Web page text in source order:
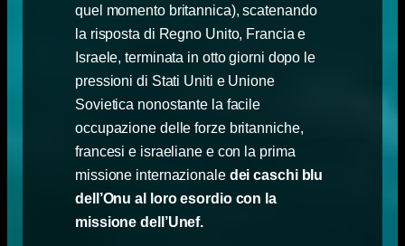
quel momento britannica), scatenando
la risposta di Regno Unito, Francia e
Israele, terminata in otto giorni dopo le
pressioni di Stati Uniti e Unione
Sovietica nonostante la facile
occupazione delle forze britanniche,
francesi e israeliane e con la prima
missione internazionale dei caschi blu
dell’Onu al loro esordio con la
missione dell’Unef.